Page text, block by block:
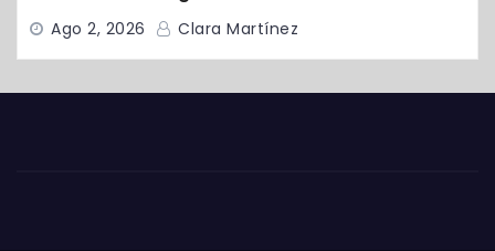
Ago 2, 2026 Clara Martínez